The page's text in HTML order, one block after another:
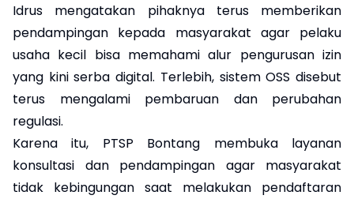
Idrus mengatakan pihaknya terus memberikan
pendampingan kepada masyarakat agar pelaku
usaha kecil bisa memahami alur pengurusan izin
yang kini serba digital. Terlebih, sistem OSS disebut
terus mengalami pembaruan dan perubahan
regulasi.
Karena itu, PTSP Bontang membuka layanan
konsultasi dan pendampingan agar masyarakat
tidak kebingungan saat melakukan pendaftaran